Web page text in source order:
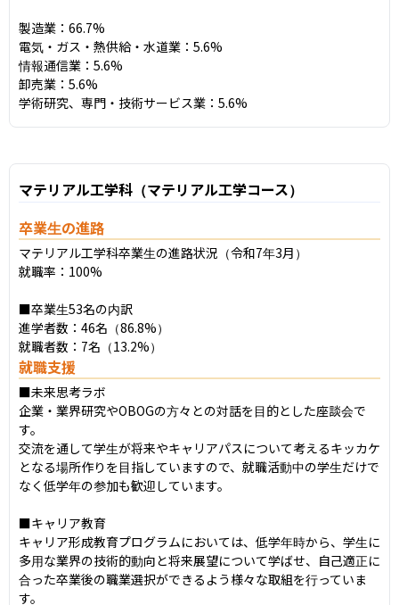
製造業：66.7%
電気・ガス・熱供給・水道業：5.6%
情報通信業：5.6%
卸売業：5.6%
学術研究、専門・技術サービス業：5.6%
マテリアル工学科（マテリアル工学コース）
卒業生の進路
マテリアル工学科卒業生の進路状況（令和7年3月）
就職率：100%
■卒業生53名の内訳
進学者数：46名（86.8%）
就職者数：7名（13.2%）
就職支援
■未来思考ラボ
企業・業界研究やOBOGの方々との対話を目的とした座談会で
す。
交流を通して学生が将来やキャリアパスについて考えるキッカケ
となる場所作りを目指していますので、就職活動中の学生だけで
なく低学年の参加も歓迎しています。
■キャリア教育
キャリア形成教育プログラムにおいては、低学年時から、学生に
多用な業界の技術的動向と将来展望について学ばせ、自己適正に
合った卒業後の職業選択ができるよう様々な取組を行っていま
す。